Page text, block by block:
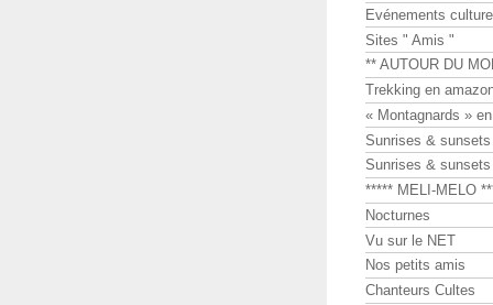
Evénements
Sites " Amis "
** AUTOUR DU
Trekking en
« Montagnards »
Sunrises & sunsets
Sunrises & sunsets
***** MELI-MELO
Nocturnes
Vu sur le NET
Nos petits amis
Chanteurs Cultes